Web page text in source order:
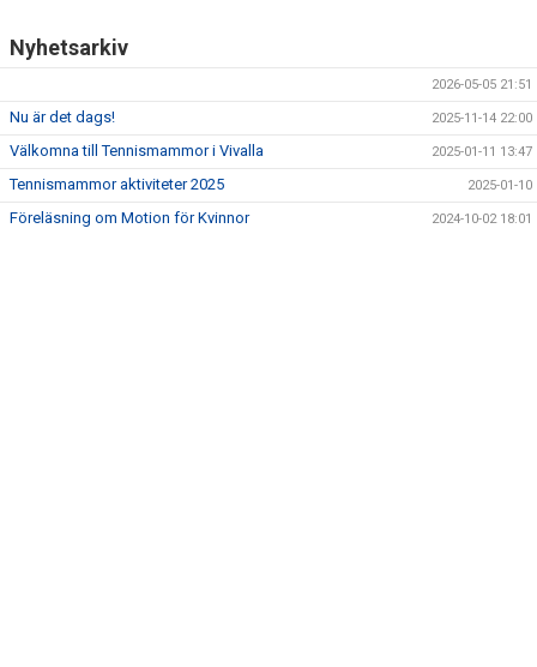
KONTAKT
Nyhetsarkiv
2026-05-05 21:51
Nu är det dags! 2025-11-14 22:00
Välkomna till Tennismammor i Vivalla 2025-01-11 13:47
Tennismammor aktiviteter 2025 2025-01-10
Föreläsning om Motion för Kvinnor 2024-10-02 18:01